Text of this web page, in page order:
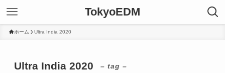
TokyoEDM
ホーム Ultra India 2020
Ultra India 2020 – tag –